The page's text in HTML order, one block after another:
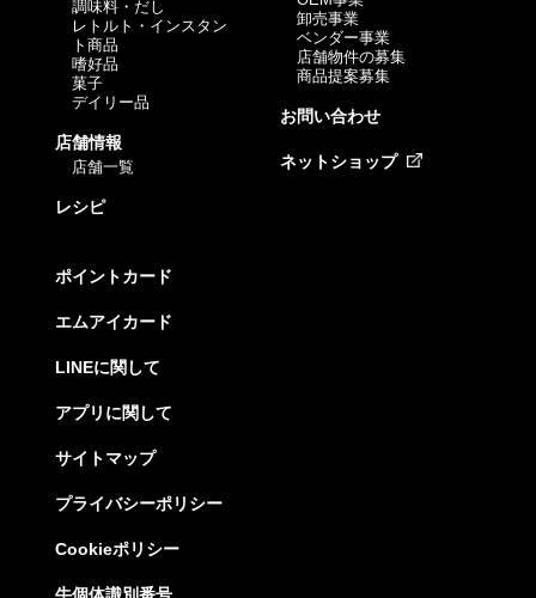
調味料・だし
レトルト・インスタン
ト商品
嗜好品
菓子
デイリー品
店舗情報
店舗一覧
レシピ
卸売事業
ベンダー事業
店舗物件の募集
商品提案募集
お問い合わせ
ネットショップ
ポイントカード
エムアイカード
LINEに関して
アプリに関して
サイトマップ
プライバシーポリシー
Cookieポリシー